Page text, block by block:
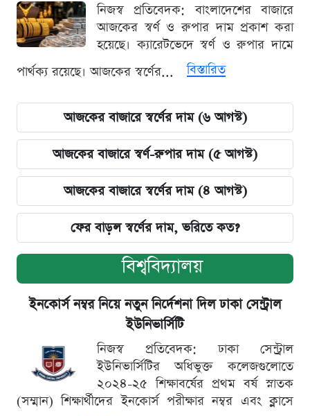
নিজস্ব প্রতিবেদক: বাংলাদেশের বাজারে
আজকের স্বর্ণ ও রুপার দাম প্রকাশ করা
হয়েছে। ক্যারেটভেদে স্বর্ণ ও রুপার দামে
পার্থক্য রয়েছে। আজকের স্বর্ণের...
বিস্তারিত
আজকের বাজারে স্বর্ণের দাম (৬ আগস্ট)
আজকের বাজারে স্বর্ণ-রুপার দাম (৫ আগস্ট)
আজকের বাজারে স্বর্ণের দাম (৪ আগস্ট)
ফের বাড়ল স্বর্ণের দাম, ভরিতে কত?
বিশ্ববিদ্যালয়
ইনকোর্স নম্বর নিয়ে নতুন নির্দেশনা দিল ঢাকা সেন্ট্রাল
ইউনিভার্সিটি
নিজস্ব প্রতিবেদক: ঢাকা সেন্ট্রাল
ইউনিভার্সিটির অধিভুক্ত কলেজগুলোতে
২০২৪-২৫ শিক্ষাবর্ষের প্রথম বর্ষ স্নাতক
(সম্মান) শিক্ষার্থীদের ইনকোর্স পরীক্ষার নম্বর এবং ক্লাসে